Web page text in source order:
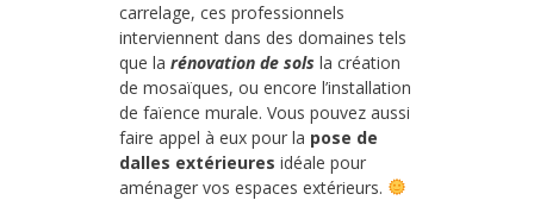
carrelage, ces professionnels
interviennent dans des domaines tels
que la rénovation de sols la création
de mosaïques, ou encore l’installation
de faïence murale. Vous pouvez aussi
faire appel à eux pour la pose de
dalles extérieures idéale pour
aménager vos espaces extérieurs.